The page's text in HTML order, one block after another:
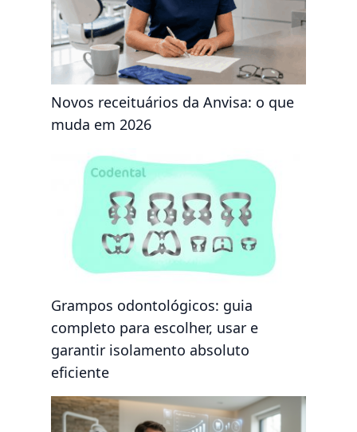
Novos receituários da Anvisa: o que
muda em 2026
Grampos odontológicos: guia
completo para escolher, usar e
garantir isolamento absoluto
eficiente